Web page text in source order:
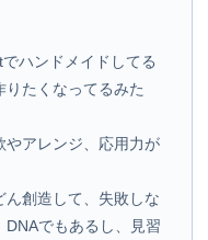
ハンドメイドしてる
たくなってるみた
やアレンジ、応用力が
創造して、失敗しな
でもあるし、見習